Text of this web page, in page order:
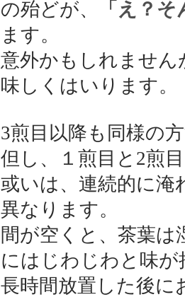
の殆どが、
「え？
ます。
意外かもしれません
味しくはいります。
3煎目以降も同様の
但し、１煎目と2煎
或いは、連続的に淹
異なります。
間が空くと、茶葉
にはじわじわと味
長時間放置した後に